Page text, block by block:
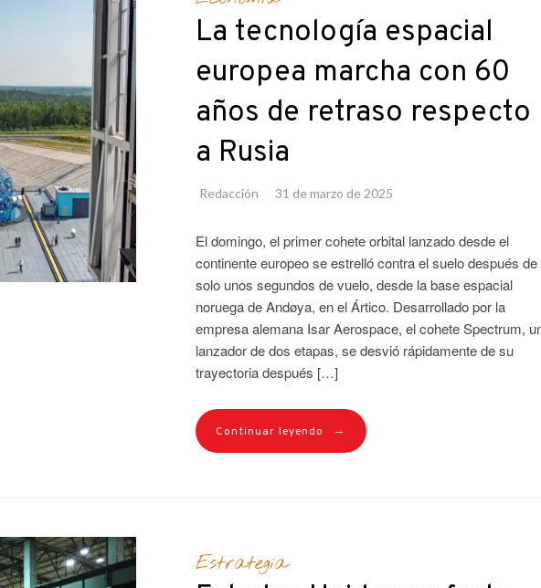
La tecnología espacial
europea marcha con 60
años de retraso respecto
a Rusia
Redacción 31 de marzo de 2025
El domingo, el primer cohete orbital lanzado desde el
continente europeo se estrelló contra el suelo después de
solo unos segundos de vuelo, desde la base espacial
noruega de Andøya, en el Ártico. Desarrollado por la
empresa alemana Isar Aerospace, el cohete Spectrum,
lanzador de dos etapas, se desvió rápidamente de su
trayectoria después […]
Continuar leyendo →
Estrategia